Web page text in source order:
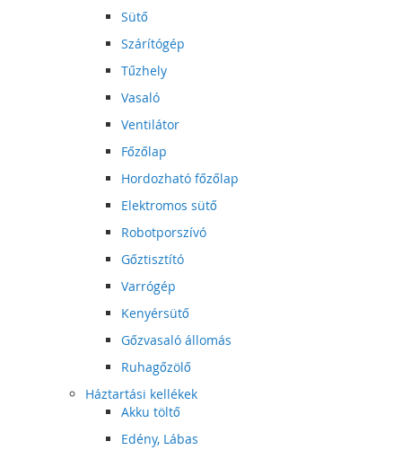
Sütő
Szárítógép
Tűzhely
Vasaló
Ventilátor
Főzőlap
Hordozható főzőlap
Elektromos sütő
Robotporszívó
Gőztisztító
Varrógép
Kenyérsütő
Gőzvasaló állomás
Ruhagőzölő
Háztartási kellékek
Akku töltő
Edény, Lábas